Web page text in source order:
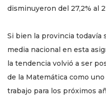
disminuyeron del 27,2% al
Si bien la provincia todavía
media nacional en esta
la tendencia volvió a ser
de la Matemática como
trabajo para los próximos